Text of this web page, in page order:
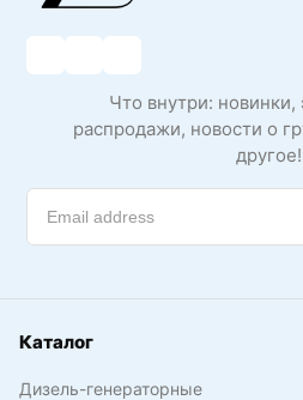
Что внутри:
распродажи, новости о
другое!
Каталог
Дизель-генераторные